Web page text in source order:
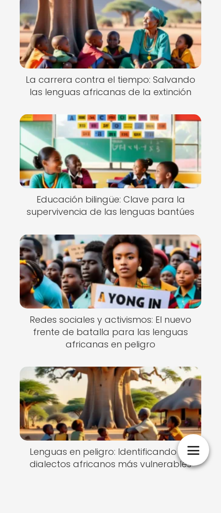
La carrera contra el tiempo: Salvando
las lenguas africanas de la extinción
Educación bilingüe: Clave para la
supervivencia de las lenguas bantúes
Redes sociales y activismos: El nuevo
frente de batalla para las lenguas
africanas en peligro
Lenguas en peligro: Identificando los
dialectos africanos más vulnerables